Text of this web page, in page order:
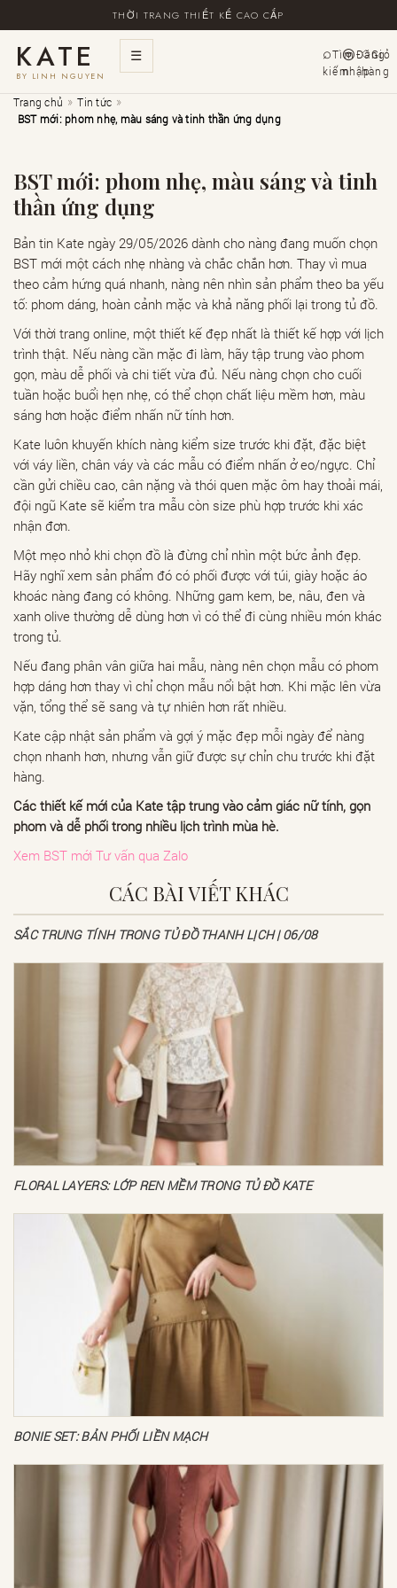
THỜI TRANG THIẾT KẾ CAO CẤP
KATE
BY LINH NGUYEN
☰
Tìm
kiếm
Đăng
nhập
Giỏ
hàng
Trang chủ » Tin tức »
BST mới: phom nhẹ, màu sáng và tinh thần ứng dụng
BST mới: phom nhẹ, màu sáng và tinh
thần ứng dụng
Bản tin Kate ngày 29/05/2026 dành cho nàng đang muốn chọn
BST mới một cách nhẹ nhàng và chắc chắn hơn. Thay vì mua
theo cảm hứng quá nhanh, nàng nên nhìn sản phẩm theo ba yếu
tố: phom dáng, hoàn cảnh mặc và khả năng phối lại trong tủ đồ.
Với thời trang online, một thiết kế đẹp nhất là thiết kế hợp với lịch
trình thật. Nếu nàng cần mặc đi làm, hãy tập trung vào phom
gọn, màu dễ phối và chi tiết vừa đủ. Nếu nàng chọn cho cuối
tuần hoặc buổi hẹn nhẹ, có thể chọn chất liệu mềm hơn, màu
sáng hơn hoặc điểm nhấn nữ tính hơn.
Kate luôn khuyến khích nàng kiểm size trước khi đặt, đặc biệt
với váy liền, chân váy và các mẫu có điểm nhấn ở eo/ngực. Chỉ
cần gửi chiều cao, cân nặng và thói quen mặc ôm hay thoải mái,
đội ngũ Kate sẽ kiểm tra mẫu còn size phù hợp trước khi xác
nhận đơn.
Một mẹo nhỏ khi chọn đồ là đừng chỉ nhìn một bức ảnh đẹp.
Hãy nghĩ xem sản phẩm đó có phối được với túi, giày hoặc áo
khoác nàng đang có không. Những gam kem, be, nâu, đen và
xanh olive thường dễ dùng hơn vì có thể đi cùng nhiều món khác
trong tủ.
Nếu đang phân vân giữa hai mẫu, nàng nên chọn mẫu có phom
hợp dáng hơn thay vì chỉ chọn mẫu nổi bật hơn. Khi mặc lên vừa
vặn, tổng thể sẽ sang và tự nhiên hơn rất nhiều.
Kate cập nhật sản phẩm và gợi ý mặc đẹp mỗi ngày để nàng
chọn nhanh hơn, nhưng vẫn giữ được sự chỉn chu trước khi đặt
hàng.
Các thiết kế mới của Kate tập trung vào cảm giác nữ tính, gọn
phom và dễ phối trong nhiều lịch trình mùa hè.
Xem BST mới Tư vấn qua Zalo
CÁC BÀI VIẾT KHÁC
SẮC TRUNG TÍNH TRONG TỦ ĐỒ THANH LỊCH | 06/08
FLORAL LAYERS: LỚP REN MỀM TRONG TỦ ĐỒ KATE
BONIE SET: BẢN PHỐI LIỀN MẠCH